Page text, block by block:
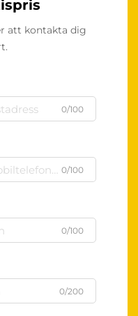
att kontakta dig
0/100
0/100
0/100
0/200